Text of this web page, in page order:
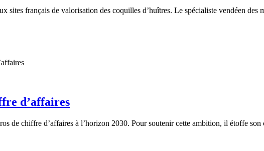
français de valorisation des coquilles d’huîtres. Le spécialiste vendéen des
d’affaires
de chiffre d’affaires à l’horizon 2030. Pour soutenir cette ambition, il étoffe son